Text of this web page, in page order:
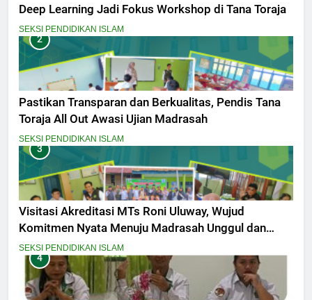
Deep Learning Jadi Fokus Workshop di Tana Toraja
SEKSI PENDIDIKAN ISLAM
2
Pastikan Transparan dan Berkualitas, Pendis Tana
Toraja All Out Awasi Ujian Madrasah
SEKSI PENDIDIKAN ISLAM
3
Visitasi Akreditasi MTs Roni Uluway, Wujud
Komitmen Nyata Menuju Madrasah Unggul dan
Berdaya Saing
SEKSI PENDIDIKAN ISLAM
4